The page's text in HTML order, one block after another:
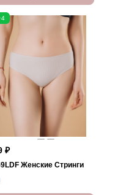
₽
Женские Стринги